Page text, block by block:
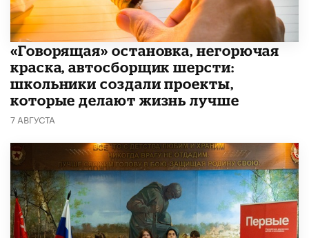
​«Говорящая» остановка, негорючая
краска, автосборщик шерсти:
школьники создали проекты,
которые делают жизнь лучше
7 АВГУСТА